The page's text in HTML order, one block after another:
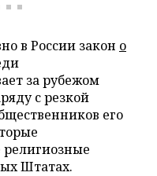
в России закон о
за рубежом
с резкой
его
Штатах.